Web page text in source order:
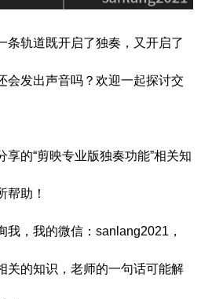
条轨道既开启了独奏，又开启了
会发出声音吗？欢迎一起探讨交
的“剪映专业版独奏功能”相关知
帮助！
我，我的微信：sanlang2021，
关的知识，老师的一句话可能解